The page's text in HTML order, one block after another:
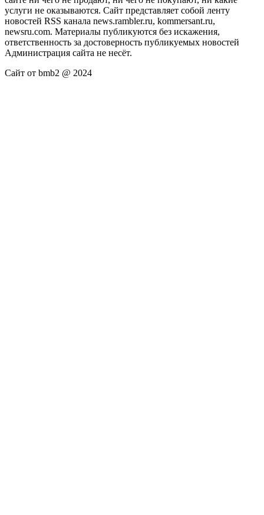
услуги не оказываются. Сайт представляет собой ленту
новостей RSS канала news.rambler.ru, kommersant.ru,
newsru.com. Материалы публикуются без искажения,
ответственность за достоверность публикуемых новостей
Администрация сайта не несёт.
Сайт от bmb2 @ 2024